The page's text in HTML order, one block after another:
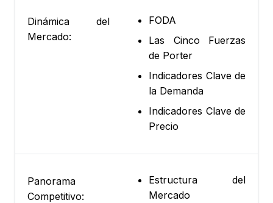
Dinámica del
Mercado:
FODA
Las Cinco Fuerzas
de Porter
Indicadores Clave de
la Demanda
Indicadores Clave de
Precio
Panorama
Competitivo:
Estructura del
Mercado